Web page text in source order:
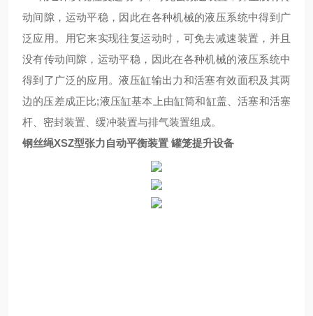
动间隙，运动平稳，因此在各种机械的液压系统中得到广
泛应用。用它来实现往复运动时，可免去减速装置，并且
没有传动间隙，运动平稳，因此在各种机械的液压系统中
得到了广泛的应用。液压缸输出力和活塞有效面积及其两
边的压差成正比;液压缸基本上由缸筒和缸盖、活塞和活塞
杆、密封装置、缓冲装置与排气装置组成。
钢丝绳XSZ型张力自动平衡装置 罐笼提升设备